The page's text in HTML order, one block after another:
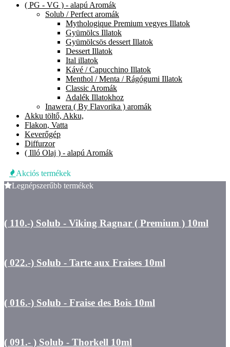
( PG - VG ) - alapú Aromák
Solub / Perfect aromák
Mythologique Premium vegyes Illatok
Gyümölcs Illatok
Gyümölcsös dessert Illatok
Dessert Illatok
Ital illatok
Kávé / Capucchino Illatok
Menthol / Menta / Rágógumi Illatok
Classic Aromák
Adalék Illatokhoz
Inawera ( By Flavorika ) aromák
Akku töltő, Akku,
Flakon, Vatta
Keverőgép
Diffurzor
( Illó Olaj ) - alapú Aromák
Akciós termékek
Legnépszerűbb termékek
( 110.-) Solub - Viking Ragnar ( Premium ) 10ml
( 022.-) Solub - Tarte aux Fraises 10ml
( 016.-) Solub - Fraise des Bois 10ml
( 091.- ) Solub - Thorkell 10ml